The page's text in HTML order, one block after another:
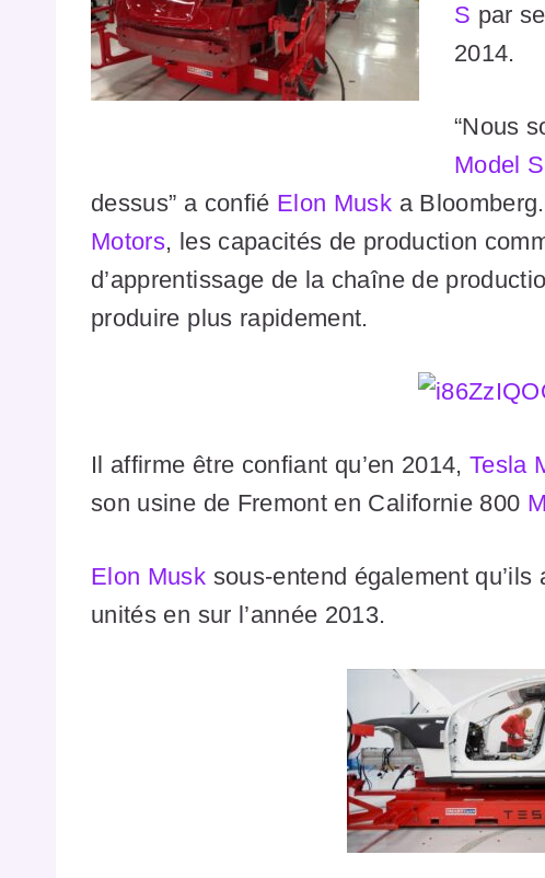
S par
2014.
“Nous
Model S
dessus” a confié Elon Musk a
Motors, les capacités de production
d’apprentissage de la chaîne de
produire plus rapidement.
Il affirme être confiant qu’en 2014,Tesla
son usine de Fremont en Californie 800
Elon Musk sous-entend également
unités en sur l’année 2013.